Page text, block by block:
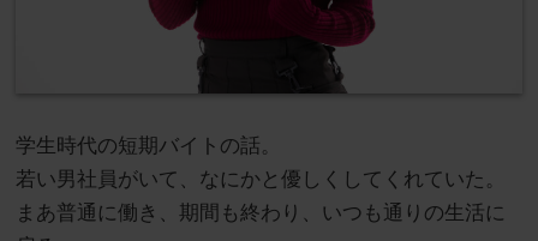
学生時代の短期バイトの話。
若い男社員がいて、なにかと優しくしてくれていた。
まあ普通に働き、期間も終わり、いつも通りの生活に